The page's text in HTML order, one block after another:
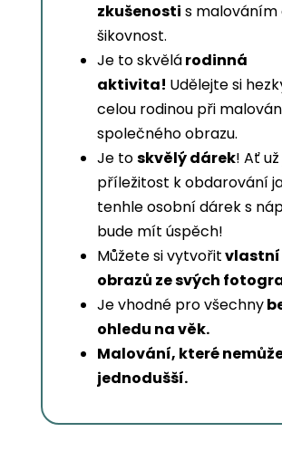
zkušenosti s malováním
šikovnost.
Je to skvělárodinná
aktivita! Udělejte si
celou rodinou při
společného obrazu.
Je toskvělý dárek! Ať
příležitost k obdarování
tenhle osobní dárek s
bude mít úspěch!
Můžete si vytvořit
obrazů ze svých
Je vhodné pro všechny
ohledu na věk.
Malování, které
jednodušší.